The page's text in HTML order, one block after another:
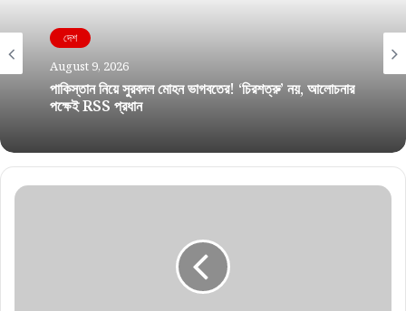
দেশ
August 9, 2026
পাকিস্তান নিয়ে সুরবদল মোহন ভাগবতের! ‘চিরশত্রু’ নয়, আলোচনার
পক্ষেই RSS প্রধান